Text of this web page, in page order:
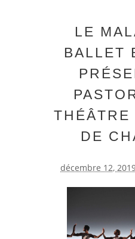
LE
BALLET
THÉÂTRE
DE
décembre 12,